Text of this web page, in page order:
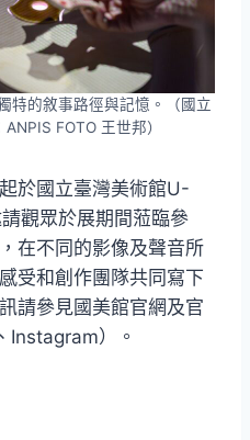
特的敘事路徑與記憶。（國立
FOTO 王世邦）
於國立臺灣美術館U-
觀眾於展期間蒞臨參
在不同的影像及聲音所
受和創作團隊共同寫下
請參見國美館官網及官
Instagram）。